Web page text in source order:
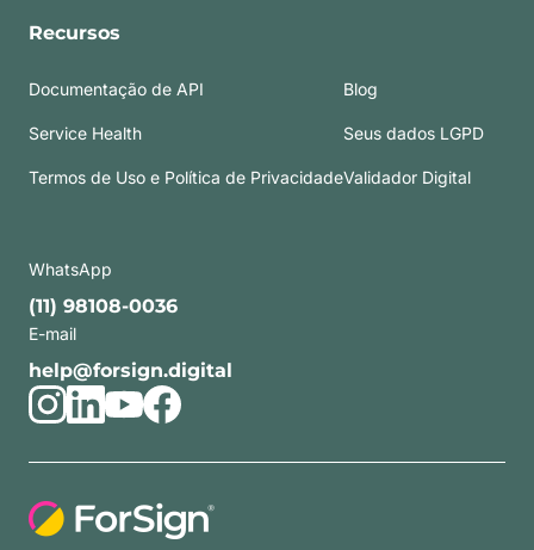
Recursos
Documentação de API
Service Health
Termos de Uso e Política de Privacidade
Blog
Seus dados LGPD
Validador Digital
WhatsApp
(11) 98108-0036
E-mail
help@forsign.digital